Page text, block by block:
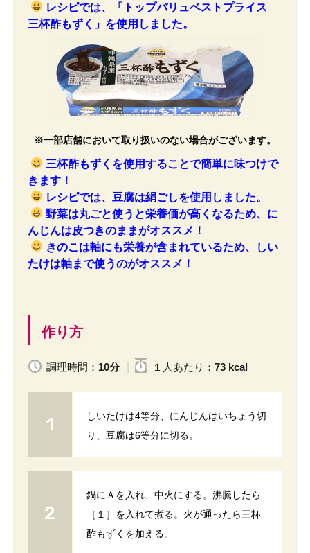
レシピでは、「トップバリュベストプライス
三杯酢もずく」を使用しました。
※一部店舗において取り扱いのない場合がございます。
三杯酢もずくを使用することで簡単に味つけで
きます！
レシピでは、豆腐は絹ごしを使用しました。
野菜は丸ごと使うと栄養価が高くなるため、に
んじんは皮つきのままがオススメ！
きのこは軸にも栄養が含まれているため、しい
たけは軸まで使うのがオススメ！
作り方
調理時間： 10分 １人 あたり ： 73 kcal
しいたけは4等分、にんじんはいちょう切
り、豆腐は6等分に切る。
鍋にＡを入れ、中火にする。沸騰したら
［１］を入れて煮る。火が通ったら三杯
酢もずくを加える。